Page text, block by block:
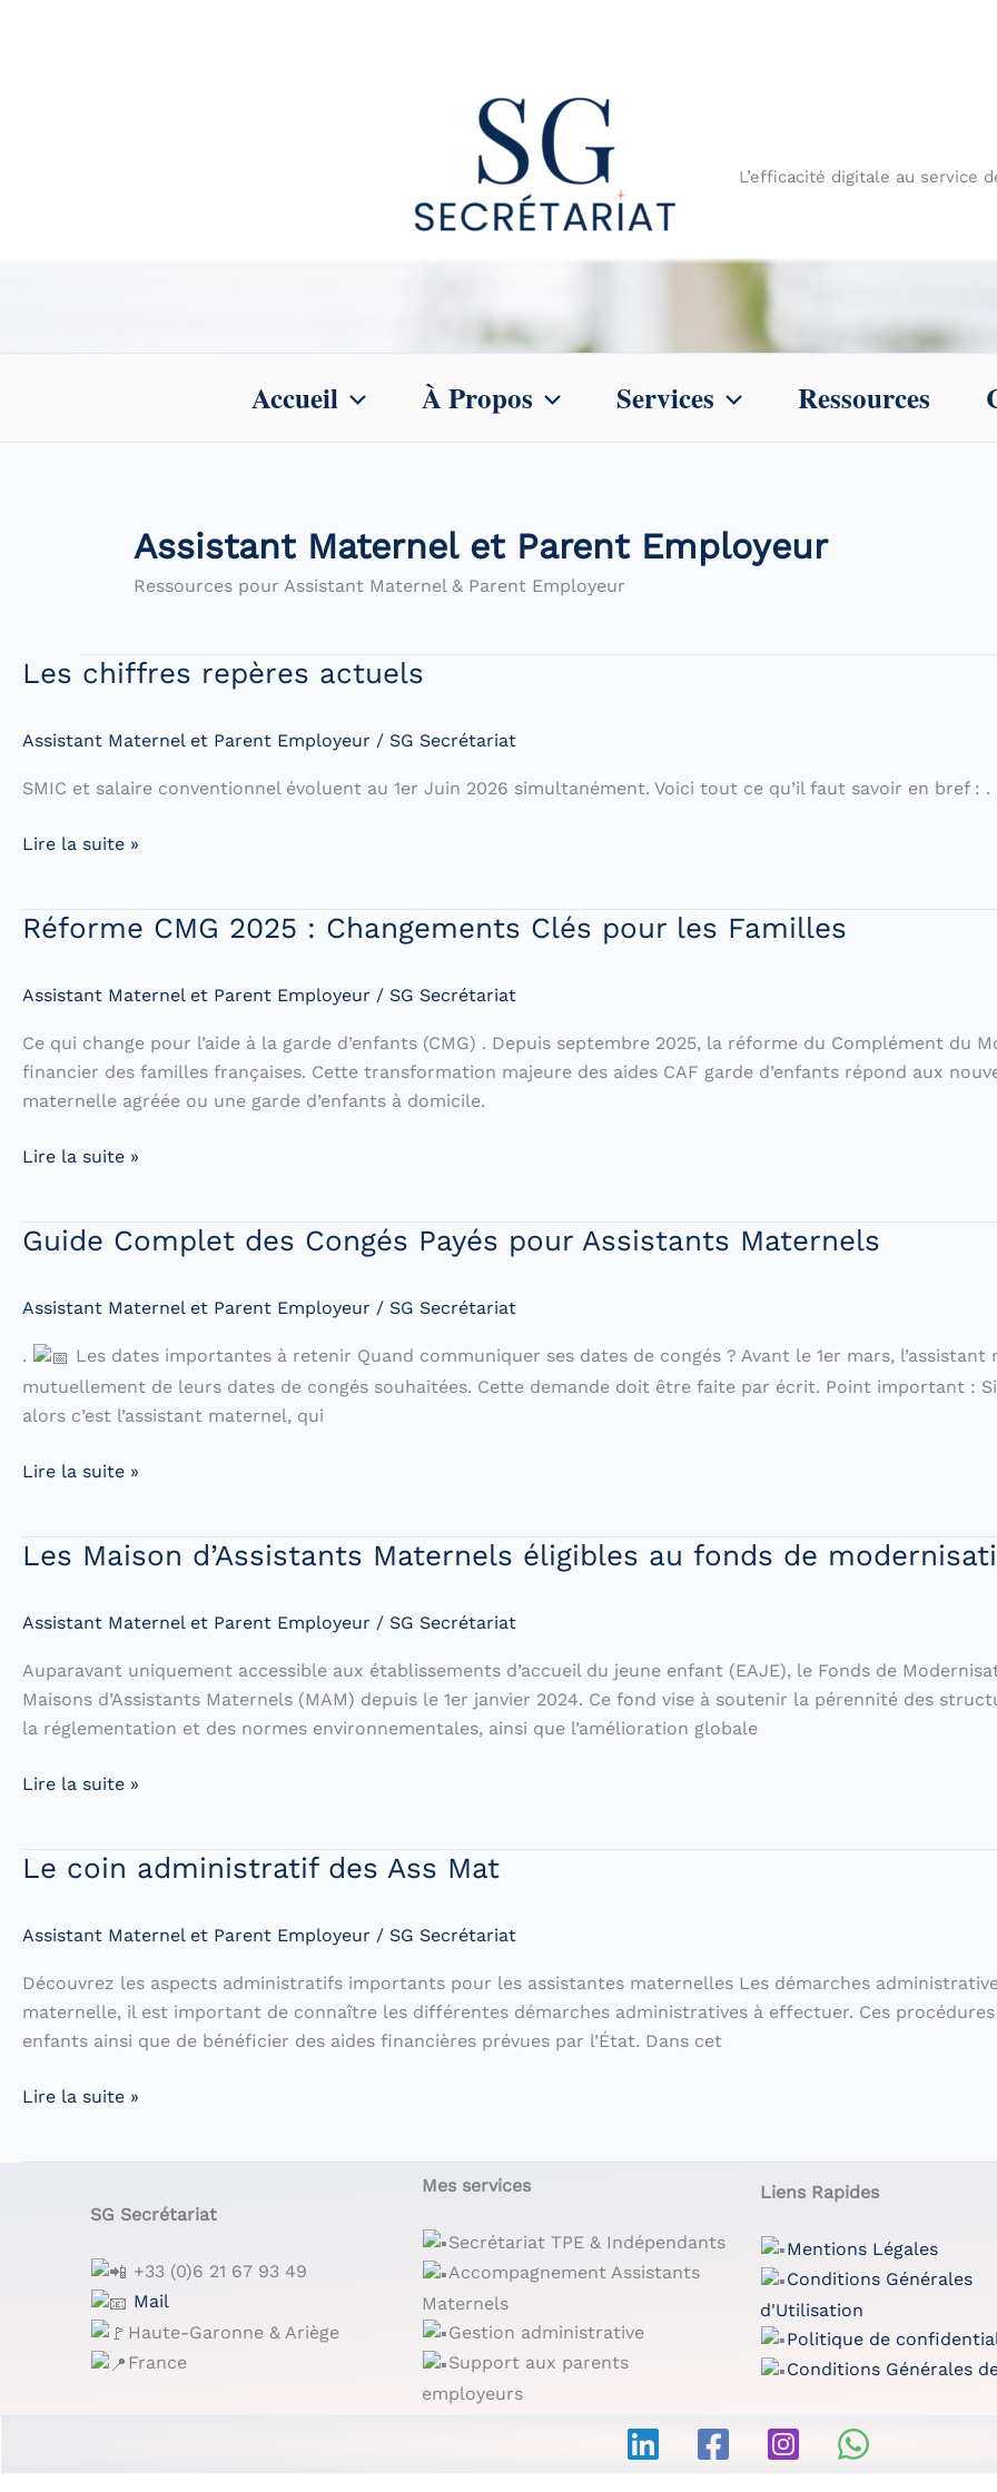
L’efficacité digitale au service
Accueil À Propos Services Ressources
Assistant Maternel et Parent Employeur
Ressources pour Assistant Maternel & Parent Employeur
Les chiffres repères actuels
Assistant Maternel et Parent Employeur / SG Secrétariat
SMIC et salaire conventionnel évoluent au 1er Juin 2026 simultanément. Voici tout ce qu’il faut savoir en bref : .
Les
actuels
Lire la suite »
Réforme CMG 2025 : Changements Clés pour les Familles
Assistant Maternel et Parent Employeur / SG Secrétariat
Ce qui change pour l’aide à la garde d’enfants (CMG) . Depuis septembre 2025, la réforme du Complément du
financier des familles françaises. Cette transformation majeure des aides CAF garde d’enfants répond aux
maternelle agréée ou une garde d’enfants à domicile.
Réforme
:
Clés
les
Familles
Lire la suite »
Guide Complet des Congés Payés pour Assistants Maternels
Assistant Maternel et Parent Employeur / SG Secrétariat
.
Les dates importantes à retenir Quand communiquer ses dates de congés ? Avant le 1er mars,
mutuellement de leurs dates de congés souhaitées. Cette demande doit être faite par écrit. Point important :
alors c’est l’assistant maternel, qui
Guide
Congés
pour
Maternels
Lire la suite »
Les Maison d’Assistants Maternels éligibles au fonds de
Assistant Maternel et Parent Employeur / SG Secrétariat
Auparavant uniquement accessible aux établissements d’accueil du jeune enfant (EAJE), le Fonds de
Maisons d’Assistants Maternels (MAM) depuis le 1er janvier 2024. Ce fond vise à soutenir la pérennité des
la réglementation et des normes environnementales, ainsi que l’amélioration globale
Les
Maternels
au
de
modernisation
des
(FME)
Lire la suite »
Le coin administratif des Ass Mat
Assistant Maternel et Parent Employeur / SG Secrétariat
Découvrez les aspects administratifs importants pour les assistantes maternelles Les démarches
maternelle, il est important de connaître les différentes démarches administratives à effectuer. Ces
enfants ainsi que de bénéficier des aides financières prévues par l’État. Dans cet
Le
Lire la suite »
SG Secrétariat
+33 (0)6 21 67 93 49
Mail
Haute-Garonne & Ariège
France
Mes services
Secrétariat TPE & Indépendants
Accompagnement Assistants
Maternels
Gestion administrative
Support aux parents
employeurs
Liens Rapides
Mentions Légales
Conditions Générales
d'Utilisation
Politique de
Conditions Générales